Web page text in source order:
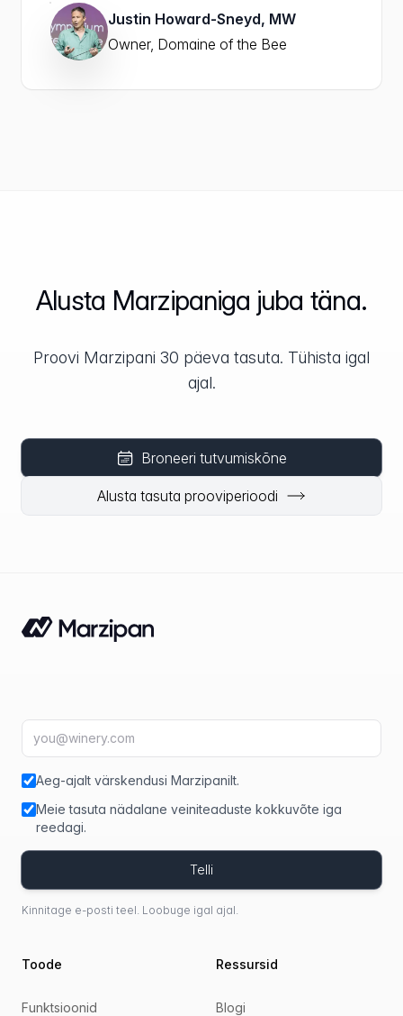
Justin Howard-Sneyd, MW
Owner, Domaine of the Bee
Alusta Marzipaniga juba täna.
Proovi Marzipani 30 päeva tasuta. Tühista igal
ajal.
Broneeri tutvumiskõne
Alusta tasuta prooviperioodi
E-posti aadress
Aeg-ajalt värskendusi Marzipanilt.
Meie tasuta nädalane veiniteaduste kokkuvõte iga
reedagi.
Telli
Kinnitage e-posti teel. Loobuge igal ajal.
Toode
Funktsioonid
Ressursid
Blogi